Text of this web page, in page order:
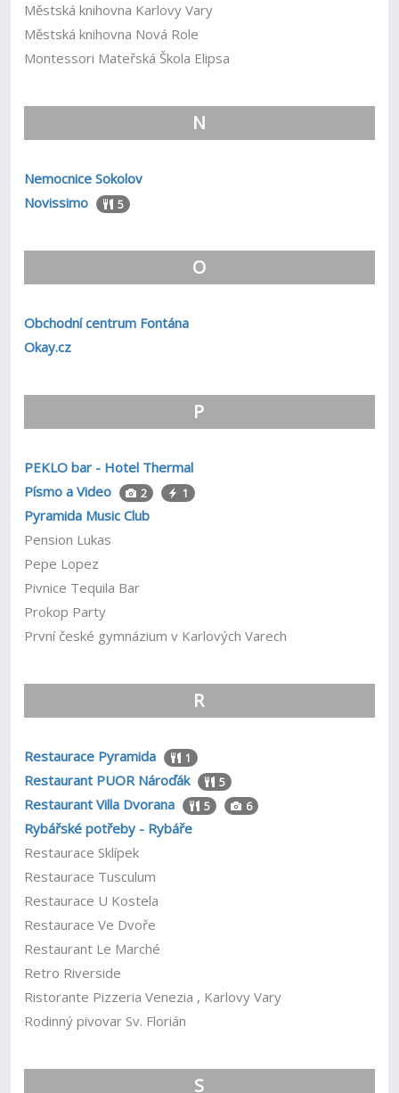
Městská knihovna Karlovy Vary
Městská knihovna Nová Role
Montessori Mateřská Škola Elipsa
N
Nemocnice Sokolov
Novissimo
5
O
Obchodní centrum Fontána
Okay.cz
P
PEKLO bar - Hotel Thermal
Písmo a Video
2 1
Pyramida Music Club
Pension Lukas
Pepe Lopez
Pivnice Tequila Bar
Prokop Party
První české gymnázium v Karlových Varech
R
Restaurace Pyramida 1
Restaurant PUOR Nároďák 5
Restaurant Villa Dvorana 5 6
Rybářské potřeby - Rybáře
Restaurace Sklípek
Restaurace Tusculum
Restaurace U Kostela
Restaurace Ve Dvoře
Restaurant Le Marché
Retro Riverside
Ristorante Pizzeria Venezia , Karlovy Vary
Rodinný pivovar Sv. Florián
S